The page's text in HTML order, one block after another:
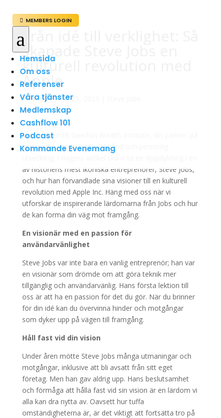
 MEMBERS LOGIN
a
Hemsida
Om oss
Referenser
Våra tjänster
Medlemskap
Cashflow 101
Podcast
Kommande Evenemang
Från idé till verklighet: Så
skapade Steve Jobs en
kulturell revolution med
Apple
avadmin|okt 25, 2023
Välkommen till Swedish Wealth Institute, din partner på
resan mot ekonomiskt välstånd och personlig
av historiens mest ikoniska entreprenörer, Steve Jobs,
och hur han förvandlade sina visioner till en kulturell
revolution med Apple Inc. Häng med oss när vi
utforskar de inspirerande lärdomarna från Jobs och hur
de kan forma din väg mot framgång.
En visionär med en passion för
användarvänlighet
Steve Jobs var inte bara en vanlig entreprenör; han var
en visionär som drömde om att göra teknik mer
tillgänglig och användarvänlig. Hans första lektion till
oss är att ha en passion för det du gör. När du brinner
för din idé kan du övervinna hinder och motgångar
som dyker upp på vägen till framgång.
Håll fast vid din vision
Under åren mötte Steve Jobs många utmaningar och
motgångar, inklusive att bli avsatt från sitt eget
företag. Men han gav aldrig upp. Hans beslutsamhet
och förmåga att hålla fast vid sin vision är en lärdom vi
alla kan dra nytta av. Oavsett hur tuffa
omständigheterna är, är det viktigt att fortsätta tro på